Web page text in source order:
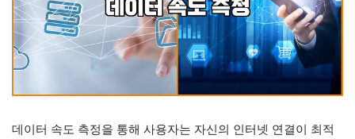
데이터 속도 측정을 통해 사용자는 자신의 인터넷 연결이 최적